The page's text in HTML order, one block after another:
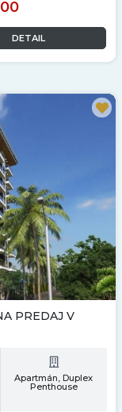
DETAIL
PREDAJ V
Apartmán, Duplex
Penthouse